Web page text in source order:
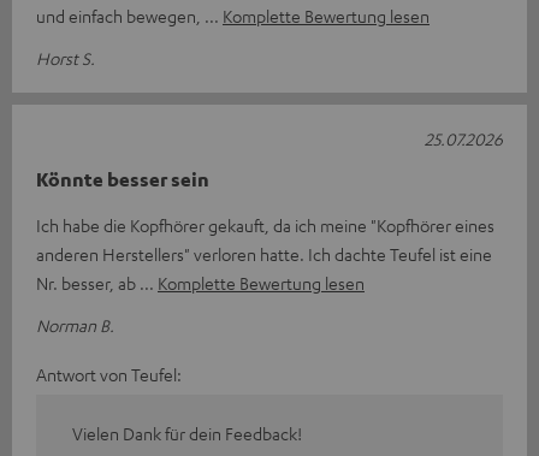
und einfach bewegen,
Komplette Bewertung lesen
Horst S.
Könnte besser sein
Ich habe die Kopfhörer gekauft, da ich meine "Kopfhörer eines
anderen Herstellers" verloren hatte. Ich dachte Teufel ist eine
Nr. besser, ab
Komplette Bewertung lesen
Norman B.
25.07.2026
Antwort von Teufel:
Vielen Dank für dein Feedback!